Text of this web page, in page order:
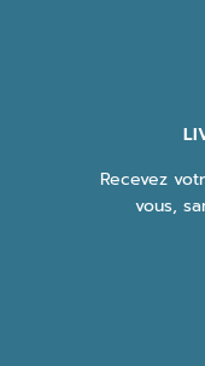
Recevez
vous,